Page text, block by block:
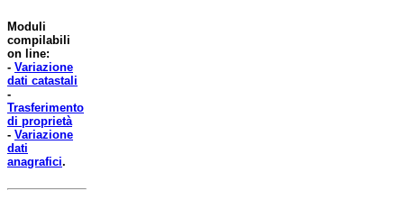
Moduli
compilabili
on line:
- Variazione
dati catastali
-
Trasferimento
di proprietà
- Variazione
dati
anagrafici.